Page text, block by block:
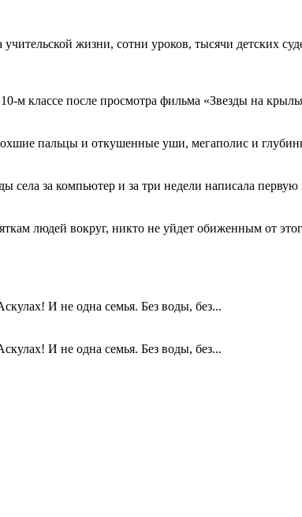
жизни, сотни уроков, тысячи детских
м классе после просмотра фильма «Звезды на
пальцы и откушенные уши, мегаполис и
села за компьютер и за три недели написала первую
людей вокруг, никто не уйдет обиженным от
И не одна семья. Без воды, без...
И не одна семья. Без воды, без...